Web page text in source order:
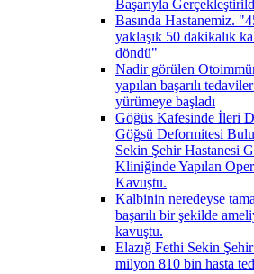
Başarıyla
Basında Hastanemiz.
yaklaşık 50 dakikalık
döndü"
Nadir görülen
yapılan başarılı
yürümeye başladı
Göğüs Kafesinde İleri
Göğsü Deformitesi
Sekin Şehir Hastanesi
Kliniğinde Yapılan
Kavuştu.
Kalbinin neredeyse
başarılı bir şekilde
kavuştu.
Elazığ Fethi Sekin
milyon 810 bin hasta